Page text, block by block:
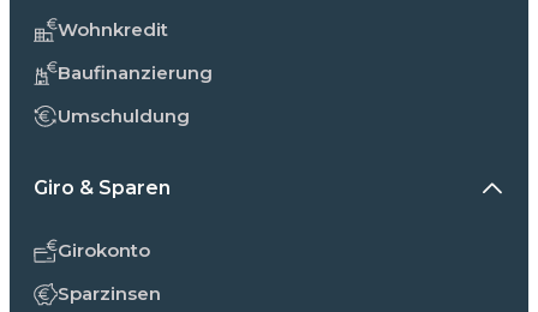
Wohnkredit
Baufinanzierung
Umschuldung
Giro & Sparen
Girokonto
Sparzinsen